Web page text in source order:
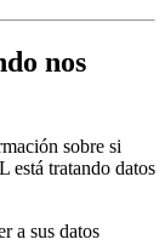
nos
sobre si
tratando datos
a sus datos